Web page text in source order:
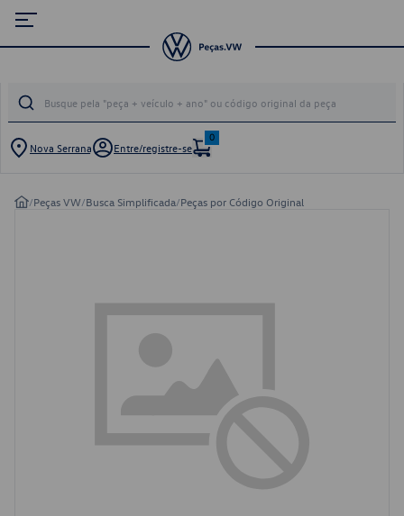
Nova Serrana Entre/registre-se
0
/Peças VW/Busca Simplificada/Peças por Código Original